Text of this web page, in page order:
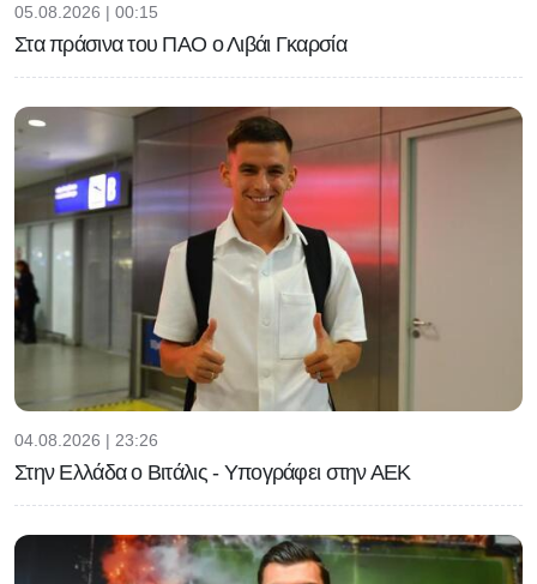
05.08.2026 | 00:15
Στα πράσινα του ΠΑΟ ο Λιβάι Γκαρσία
04.08.2026 | 23:26
Στην Ελλάδα ο Βιτάλις - Υπογράφει στην ΑΕΚ